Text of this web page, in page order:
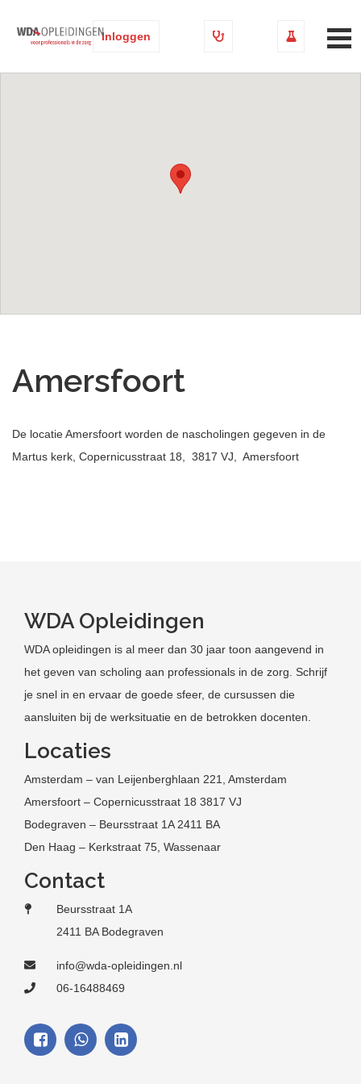
Inloggen
Amersfoort
De locatie Amersfoort worden de nascholingen gegeven in de
Martus kerk, Copernicusstraat 18, 3817 VJ, Amersfoort
WDA Opleidingen
WDA opleidingen is al meer dan 30 jaar toon aangevend in
het geven van scholing aan professionals in de zorg. Schrijf
je snel in en ervaar de goede sfeer, de cursussen die
aansluiten bij de werksituatie en de betrokken docenten.
Locaties
Amsterdam – van Leijenberghlaan 221, Amsterdam
Amersfoort – Copernicusstraat 18 3817 VJ
Bodegraven – Beursstraat 1A 2411 BA
Den Haag – Kerkstraat 75, Wassenaar
Contact
Beursstraat 1A
2411 BA Bodegraven
info@wda-opleidingen.nl
06-16488469